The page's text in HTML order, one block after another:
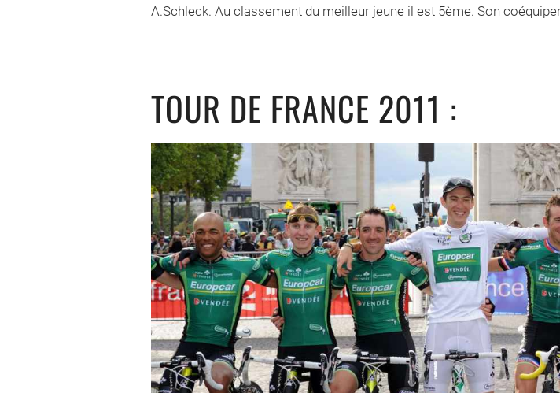
A.Schleck. Au classement du meilleur jeune il est 5ème. Son
TOUR DE FRANCE 2011 :